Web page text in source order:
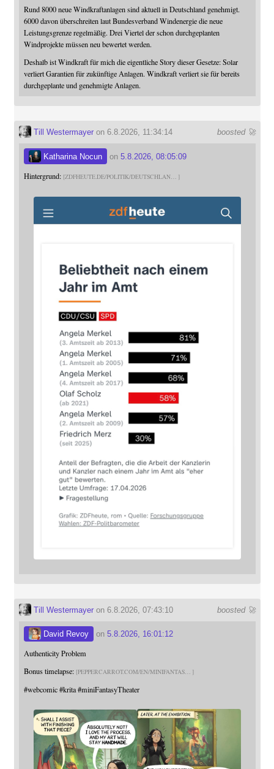
Rund 8000 neue Windkraftanlagen sind aktuell in Deutschland genehmigt.
6000 davon überschreiten laut Bundesverband Windenergie die neue
Leistungsgrenze regelmäßig. Drei Viertel der schon durchgeplanten
Windprojekte müssen neu bewertet werden.
Deshalb ist Windkraft für mich die eigentliche Story dieser Gesetze: Solar
verliert Garantien für zukünftige Anlagen. Windkraft verliert sie für bereits
durchgeplante und genehmigte Anlagen.
boosted 🚀
Till Westermayeron 6.8.2026, 11:34:14
Katharina Nocun on 5.8.2026, 08:05:09
Hintergrund: ZDFHEUTE.DE/POLITIK/DEUTSCHLAN
boosted 🚀
Till Westermayeron 6.8.2026, 07:43:10
David Revoy on 5.8.2026, 16:01:12
Authenticity Problem
Bonus timelapse: PEPPERCARROT.COM/EN/MINIFANTAS
#webcomic #krita #miniFantasyTheater